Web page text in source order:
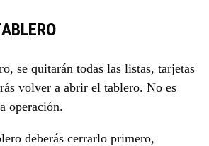
se quitarán todas las listas, tarjetas
volver a abrir el tablero. No es
operación.
deberás cerrarlo primero,